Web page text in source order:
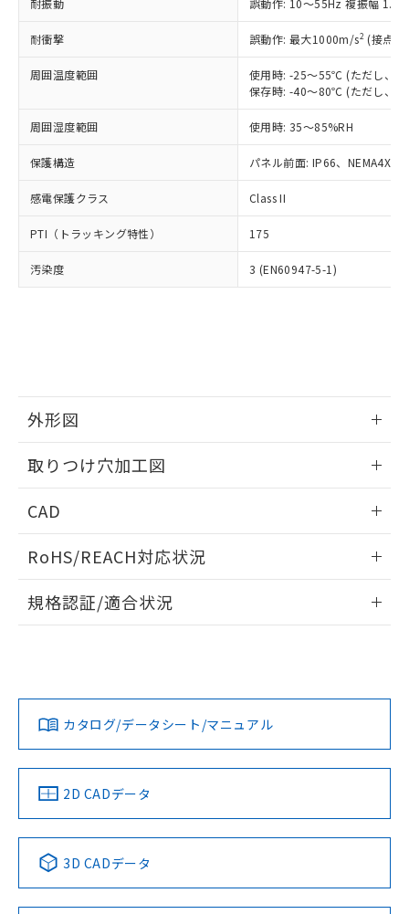
耐振動 誤動作: 10～55Hz 複振幅
耐衝撃 誤動作: 最大1000m/s2 (接点
周囲温度範囲
使用時: -25～55℃ (ただし、氷
保存時: -40～80℃ (ただし、氷
周囲湿度範囲 使用時: 35～85%RH
保護構造 パネル前面: IP66、NEMA4X,
感電保護クラス Class II
PTI（トラッキング特性） 175
汚染度 3 (EN60947-5-1)
外形図
取りつけ穴加工図
CAD
ドすることができます。
ログイン/会員登録
ダウンロードデータをご利用いただく前に、以下を必ずお読
みください。
ソフトウェアの使用条件
RoHS/REACH対応状況
EU RoHS 注意事項・凡例
対応済み
中国 RoHS 注意事項・凡例
Pb Hg Cd Cr(VI)
規格認証/適合状況
LR型式承認
（イギリス
船舶規格）
DNV型式承認
（ノルウェー
BV型式承認
（フランス
KR型式
（韓国
No No No No
この製品の規格認証/適合状況ページへ
その他の認証はこちらのページからご検索ください
カタログ/データシート/マニュアル
2D CADデータ
3D CADデータ
正式な納期状況および標準価格はお客
様のお取引先、またはお客様担当のオ
ムロン制御機器販売店・当社販売員に
オムロン制御機器販売店や当社販売拠
販売ネットワーク
」をご確認
在庫状況および標準価格結果を当社の
事前の承諾なく第三者に漏洩または開
示しないようお願いします。
マイパーツ機能（部品リスト作成サー
ビス）をご利用いただくには、I-Web
メンバーズにご登録されている必要が
お客様が当ウェブサイト上で当社にご
指します。
但し、RoHS指令で産業用監視および制御機器に対する
適用除外項目は除く。
フタル酸エステル類の４物質については閾値を超える意
図的な使用がないことを確認しています。
部品在庫の切り替え状況などにより、予定
月が前後することがあります。
※3 非含有証明書ダウンロード
51物質の非含有証明書（当社基準）
※本証明書は発行日時点で非含有を証明す
るもので、過去に遡って非含有を証明する
ものではありません。
また、RoHS指令のフタル酸エステル類４
欄に対応日を記載しておりました。
既に当社にて対応品への在庫切替を完了
していることから、特段のことがない限
り、2022年1月12日より割愛しておりま
す。
DBP(フタル酸ジブチル) : 1000ppm、 DIBP(フタル酸ジ
イソブチル) : 1000ppm、 BBP(フタル酸ブチルベンジ
DEHP(フタル酸ビス(2-エチルヘキシル)) : 1000ppm
準値以下であることを示します。
「10」：通常の使用状況下において有害物
質が外部に漏えいし、環境に深刻な影響を
及ぼさない年数を意味します。
「－」：未確認です。当社販売部門へお問
全に破砕するなど、違法に輸出されな
いよう必要な手段を講じます。
当社は貴社製品を、核兵器、ミサイ
ル、化学兵器、生物兵器またはその他
武器並びにこれらの製造装置等に一切
当社は、貴社製品を第三者に販売する
場合は、上記1、2および3の内容を当
該第三者に通知します。また当社は、
販売先および販売に係わる関係者が違
法に輸出するおそれがある場合は、取
り引きをいたしません。
一定数には満たないが在庫あり
－
在庫なし(最新の在庫状況につ
いては、お客様のお取引先、ま
たはお客様担当のオムロン制御
機器販売店・当社販売員にご確
空
受注生産機種、また在庫状況の
情報を公開していない機種